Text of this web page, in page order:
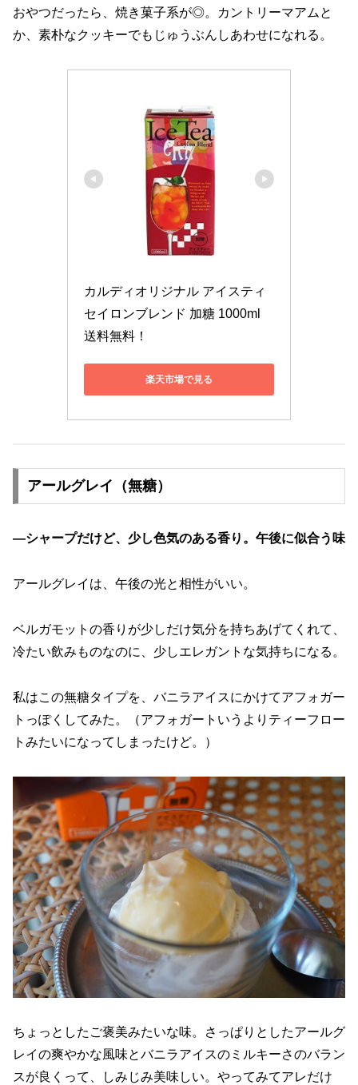
おやつだったら、焼き菓子系が◎。カントリーマアムと
か、素朴なクッキーでもじゅうぶんしあわせになれる。
カルディオリジナル アイスティ
セイロンブレンド 加糖 1000ml
送料無料！
楽天市場で見る
アールグレイ（無糖）
—シャープだけど、少し色気のある香り。午後に似合う味
アールグレイは、午後の光と相性がいい。
ベルガモットの香りが少しだけ気分を持ちあげてくれて、
冷たい飲みものなのに、少しエレガントな気持ちになる。
私はこの無糖タイプを、バニラアイスにかけてアフォガー
トっぽくしてみた。（アフォガートいうよりティーフロー
トみたいになってしまったけど。）
ちょっとしたご褒美みたいな味。さっぱりとしたアールグ
レイの爽やかな風味とバニラアイスのミルキーさのバラン
スが良くって、しみじみ美味しい。やってみてアレだけ